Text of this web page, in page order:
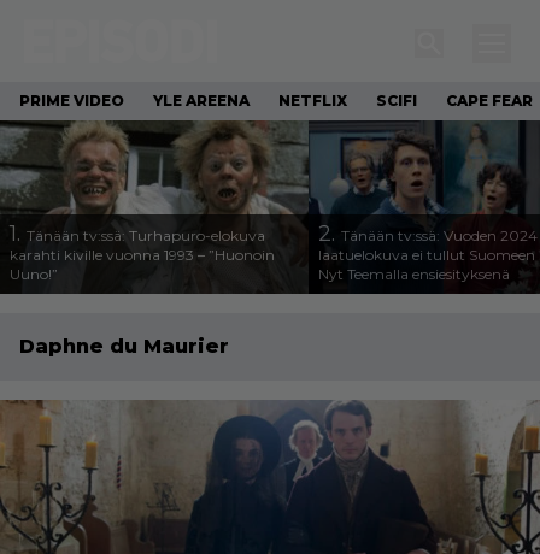
PRIME VIDEO YLE AREENA NETFLIX SCIFI CAPE FEAR
1. Tänään tv:ssä: Turhapuro-elokuva
karahti kiville vuonna 1993 – ”Huonoin
Uuno!”
2. Tänään tv:ssä: Vuoden 2024
laatuelokuva ei tullut Suomeen
Nyt Teemalla ensiesityksenä
Daphne du Maurier